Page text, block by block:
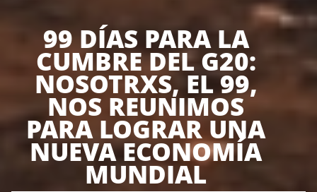
99 DÍAS PARA LA
CUMBRE DEL G20:
NOSOTRXS, EL 99,
NOS REUNIMOS
PARA LOGRAR UNA
NUEVA ECONOMÍA
MUNDIAL